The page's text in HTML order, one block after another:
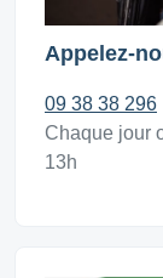
Appelez-
09 38 38 296
Chaque jour
13h